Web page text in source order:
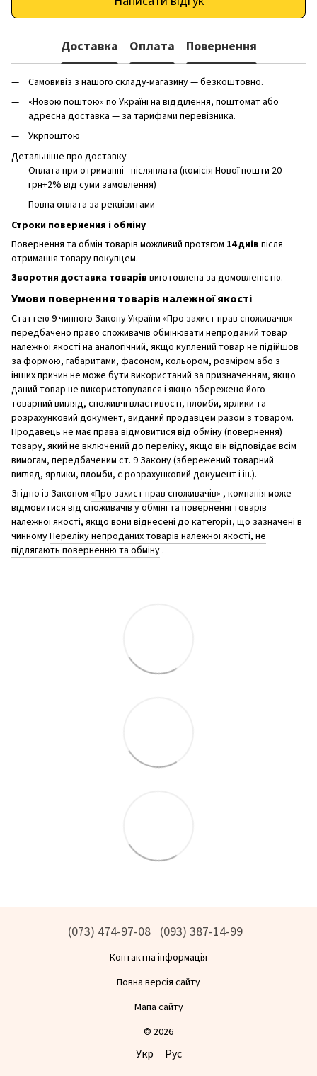
Доставка Оплата Повернення
Самовивіз з нашого складу-магазину — безкоштовно.
«Новою поштою» по Україні на відділення, поштомат або
адресна доставка — за тарифами перевізника.
Укрпоштою
Детальніше про доставку
Оплата при отриманні - післяплата (комісія Нової пошти 20
грн+2% від суми замовлення)
Повна оплата за реквізитами
Строки повернення і обміну
Повернення та обмін товарів можливий протягом 14 днів після
отримання товару покупцем.
Зворотня доставка товарів виготовлена ​​за домовленістю.
Умови повернення товарів належної якості
Статтею 9 чинного Закону України «Про захист прав споживачів»
передбачено право споживачів обмінювати непроданий товар
належної якості на аналогічний, якщо куплений товар не підійшов
за формою, габаритами, фасоном, кольором, розміром або з
інших причин не може бути використаний за призначенням, якщо
даний товар не використовувався і якщо збережено його
товарний вигляд, споживчі властивості, пломби, ярлики та
розрахунковий документ, виданий продавцем разом з товаром.
Продавець не має права відмовитися від обміну (повернення)
товару, який не включений до переліку, якщо він відповідає всім
вимогам, передбаченим ст. 9 Закону (збережений товарний
вигляд, ярлики, пломби, є розрахунковий документ і ін.).
Згідно із Законом «Про захист прав споживачів» , компанія може
відмовитися від споживачів у обміні та поверненні товарів
належної якості, якщо вони віднесені до категорії, що зазначені в
чинномуПереліку непроданих товарів належної якості, не
підлягають поверненню та обміну .
(073) 474-97-08 (093) 387-14-99
Контактна інформація
Повна версія сайту
Мапа сайту
© 2026
Укр Рус